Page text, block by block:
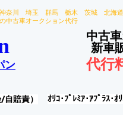
奈川 埼玉 群馬 栃木 茨城 北
中古車オークション代行
ン
中古
新車
代行
賠責）
ｵﾘｺ･ﾌﾟﾚﾐｱ･ｱﾌﾟﾗｽ･ｵ